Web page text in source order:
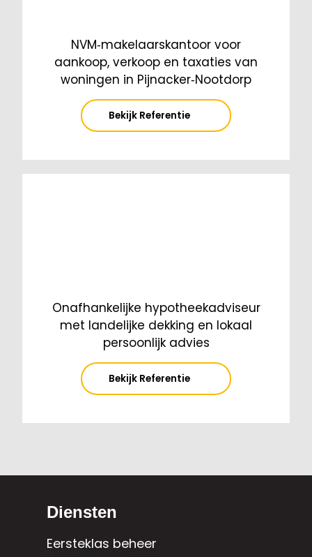
NVM‑makelaarskantoor voor
aankoop, verkoop en taxaties van
woningen in Pijnacker‑Nootdorp
Bekijk Referentie
Onafhankelijke hypotheekadviseur
met landelijke dekking en lokaal
persoonlijk advies
Bekijk Referentie
Diensten
Eersteklas beheer